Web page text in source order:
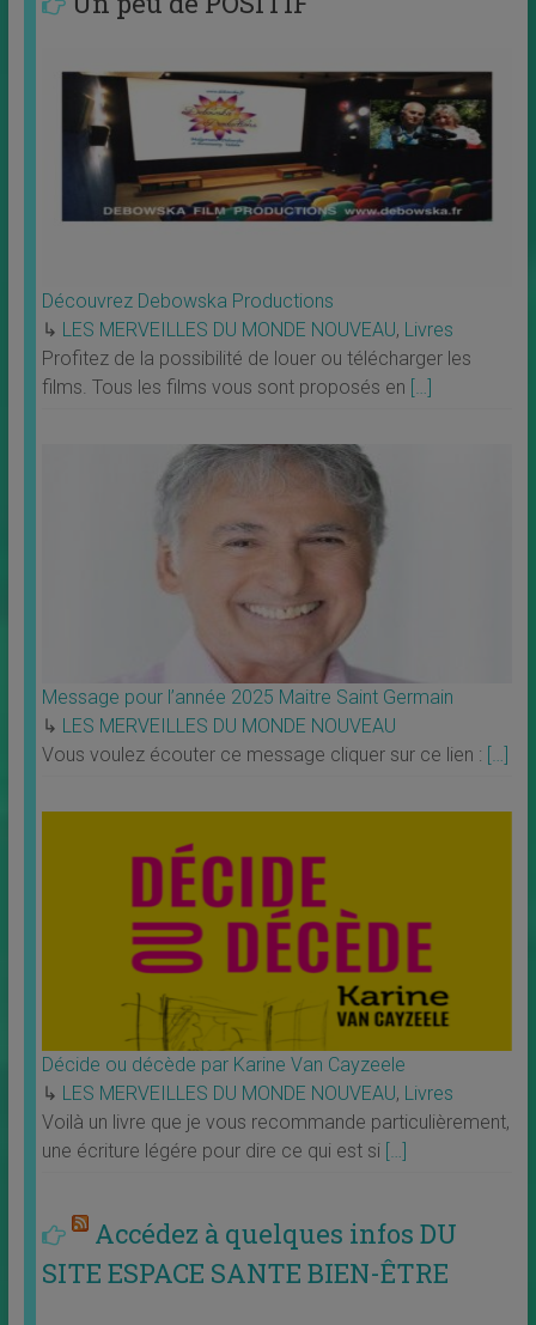
Découvrez Debowska Productions
↳ LES MERVEILLES DU MONDE NOUVEAU, Livres
Profitez de la possibilité de louer ou télécharger les
films. Tous les films vous sont proposés en […]
Message pour l’année 2025 Maitre Saint Germain
↳ LES MERVEILLES DU MONDE NOUVEAU
Vous voulez écouter ce message cliquer sur ce lien : […]
Décide ou décède par Karine Van Cayzeele
↳ LES MERVEILLES DU MONDE NOUVEAU, Livres
Voilà un livre que je vous recommande particulièrement,
une écriture légére pour dire ce qui est si […]
Accédez à quelques infos DU
SITE ESPACE SANTE BIEN-ÊTRE